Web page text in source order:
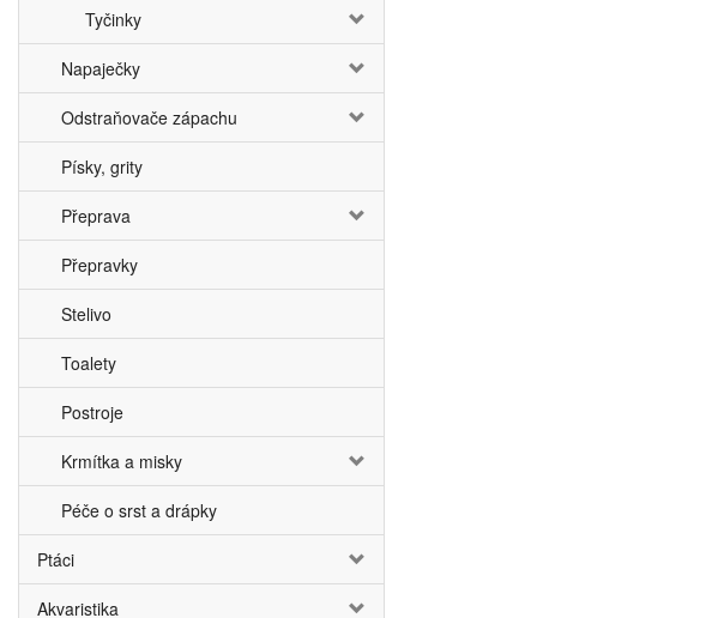
Tyčinky
Napaječky
Odstraňovače zápachu
Písky, grity
Přeprava
Přepravky
Stelivo
Toalety
Postroje
Krmítka a misky
Péče o srst a drápky
Ptáci
Akvaristika